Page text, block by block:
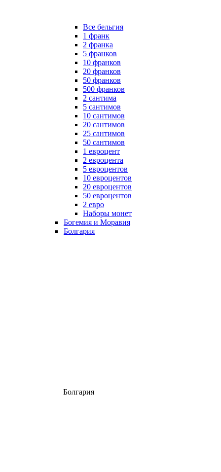
Все бельгия
1 франк
2 франка
5 франков
10 франков
20 франков
50 франков
500 франков
2 сантима
5 сантимов
10 сантимов
20 сантимов
25 сантимов
50 сантимов
1 евроцент
2 евроцента
5 евроцентов
10 евроцентов
20 евроцентов
50 евроцентов
2 евро
Наборы монет
Богемия и Моравия
Болгария
Болгария